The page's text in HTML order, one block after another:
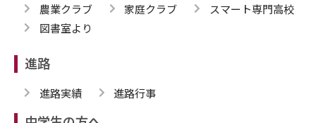
農業クラブ
家庭クラブ
スマート専門高校
図書室より
進路
進路実績 進路行事